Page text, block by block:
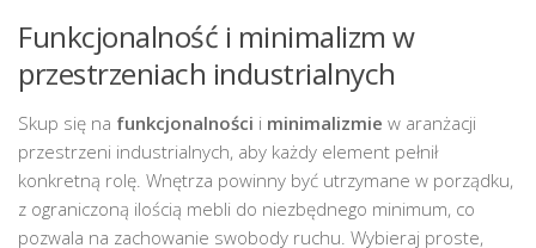
Funkcjonalność i minimalizm w
przestrzeniach industrialnych
Skup się na funkcjonalności i minimalizmie w aranżacji
przestrzeni industrialnych, aby każdy element pełnił
konkretną rolę. Wnętrza powinny być utrzymane w porządku,
z ograniczoną ilością mebli do niezbędnego minimum, co
pozwala na zachowanie swobody ruchu. Wybieraj proste,